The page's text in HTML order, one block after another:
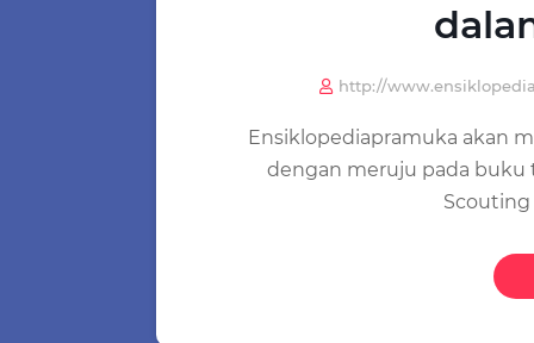
http://
Ensiklopediapramuka akan
dengan meruju pada buku
Scouting